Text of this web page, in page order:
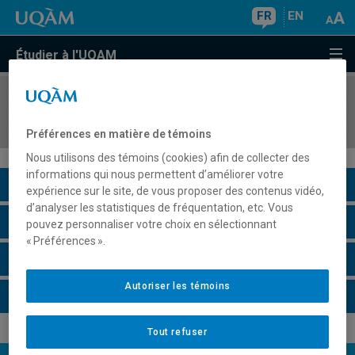
FR EN
Étudier à l'UQAM
COURS//
Description du cours
Horaire - Été 2026
Préférences en matière de témoins
Nous utilisons des témoins (cookies) afin de collecter des
informations qui nous permettent d’améliorer votre
expérience sur le site, de vous proposer des contenus vidéo,
d’analyser les statistiques de fréquentation, etc. Vous
pouvez personnaliser votre choix en sélectionnant
« Préférences ».
Tout refuser
Autoriser les témoins